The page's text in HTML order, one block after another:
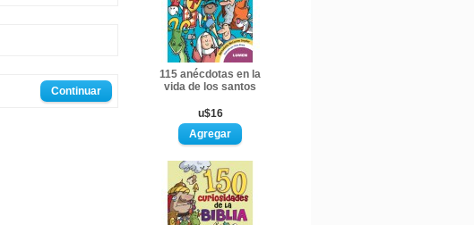
115 anécdotas en la
vida de los santos
u$16
Continuar